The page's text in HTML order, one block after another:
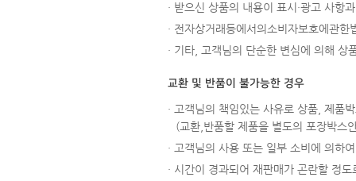
· 받으신 상품의 내용이 표시·광고 사항
· 전자상거래등에서의소비자보호에관
· 기타, 고객님의 단순한 변심에 의해
교환 및 반품이 불가능한 경우
· 고객님의 책임있는 사유로 상품, 제품
(교환,반품할 제품을 별도의 포장박스
· 고객님의 사용 또는 일부 소비에 의하
· 시간이 경과되어 재판매가 곤란할 정